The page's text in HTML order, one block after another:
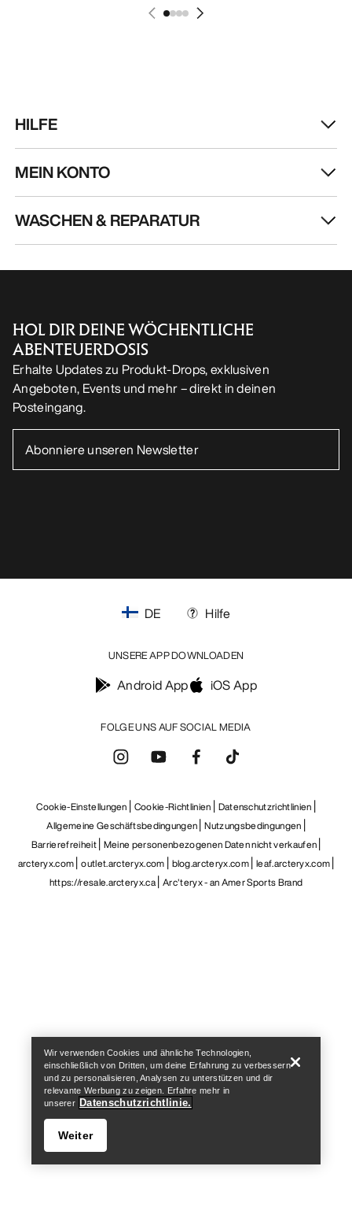
HILFE
MEIN KONTO
WASCHEN & REPARATUR
HOL DIR DEINE WÖCHENTLICHE
ABENTEUERDOSIS
Erhalte Updates zu Produkt-Drops, exklusiven
Angeboten, Events und mehr – direkt in deinen
Posteingang.
FOLGE UNS AUF SOCIAL MEDIA
DE Hilfe
UNSERE APP DOWNLOADEN
Android App iOS App
Cookie-Einstellungen Cookie-Richtlinien Datenschutzrichtlinien
Allgemeine Geschäftsbedingungen Nutzungsbedingungen
Barrierefreiheit Meine personenbezogenen Daten nicht verkaufen
arcteryx.com outlet.arcteryx.com blog.arcteryx.com leaf.arcteryx.com
https://resale.arcteryx.ca Arc'teryx - an Amer Sports Brand
Wir verwenden Cookies und ähnliche Technologien,
einschließlich von Dritten, um deine Erfahrung zu verbessern
und zu personalisieren, Analysen zu unterstützen und dir
relevante Werbung zu zeigen. Erfahre mehr in
unserer Datenschutzrichtlinie.
Weiter